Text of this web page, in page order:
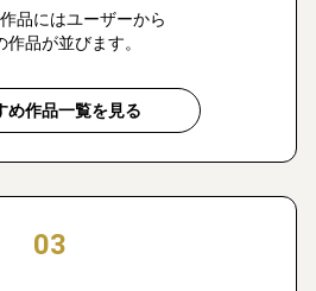
品にはユーザーから
作品が並びます。
め作品一覧を見る
03